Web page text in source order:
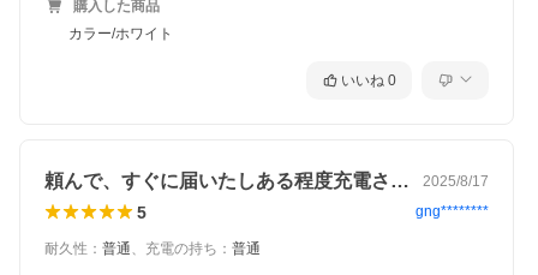
ことをご確認ください。
5V/13400mAh、9V/7500mAh、
充電時間
空の状態から満充電まで約6時間（PD20W充
保護機能
過充電(電圧/電流)保護、過放電(電圧/電流)保
護、短絡(ショート)保護、温度保護
購入した商品
カラー/ホワイト
いいね 0
頼んで、すぐに届いたしある程度充電され… 2025/8/17
5 gng********
耐久性 ： 普通、 充電の持ち ： 普通